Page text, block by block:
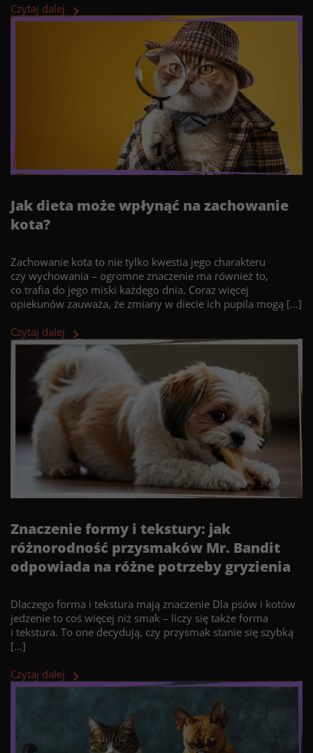
Czytaj dalej
Jak dieta może wpłynąć na zachowanie
kota?
Zachowanie kota to nie tylko kwestia jego charakteru
czy wychowania – ogromne znaczenie ma również to,
co trafia do jego miski każdego dnia. Coraz więcej
opiekunów zauważa, że zmiany w diecie ich pupila mogą […]
Czytaj dalej
Znaczenie formy i tekstury: jak
różnorodność przysmaków Mr. Bandit
odpowiada na różne potrzeby gryzienia
Dlaczego forma i tekstura mają znaczenie Dla psów i kotów
jedzenie to coś więcej niż smak – liczy się także forma
i tekstura. To one decydują, czy przysmak stanie się szybką
[…]
Czytaj dalej